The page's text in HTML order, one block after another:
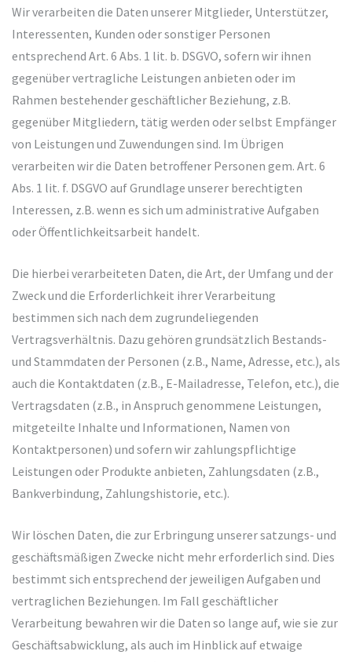
Wir verarbeiten die Daten unserer Mitglieder, Unterstützer,
Interessenten, Kunden oder sonstiger Personen
entsprechend Art. 6 Abs. 1 lit. b. DSGVO, sofern wir ihnen
gegenüber vertragliche Leistungen anbieten oder im
Rahmen bestehender geschäftlicher Beziehung, z.B.
gegenüber Mitgliedern, tätig werden oder selbst Empfänger
von Leistungen und Zuwendungen sind. Im Übrigen
verarbeiten wir die Daten betroffener Personen gem. Art. 6
Abs. 1 lit. f. DSGVO auf Grundlage unserer berechtigten
Interessen, z.B. wenn es sich um administrative Aufgaben
oder Öffentlichkeitsarbeit handelt.
Die hierbei verarbeiteten Daten, die Art, der Umfang und der
Zweck und die Erforderlichkeit ihrer Verarbeitung
bestimmen sich nach dem zugrundeliegenden
Vertragsverhältnis. Dazu gehören grundsätzlich Bestands-
und Stammdaten der Personen (z.B., Name, Adresse, etc.), als
auch die Kontaktdaten (z.B., E-Mailadresse, Telefon, etc.), die
Vertragsdaten (z.B., in Anspruch genommene Leistungen,
mitgeteilte Inhalte und Informationen, Namen von
Kontaktpersonen) und sofern wir zahlungspflichtige
Leistungen oder Produkte anbieten, Zahlungsdaten (z.B.,
Bankverbindung, Zahlungshistorie, etc.).
Wir löschen Daten, die zur Erbringung unserer satzungs- und
geschäftsmäßigen Zwecke nicht mehr erforderlich sind. Dies
bestimmt sich entsprechend der jeweiligen Aufgaben und
vertraglichen Beziehungen. Im Fall geschäftlicher
Verarbeitung bewahren wir die Daten so lange auf, wie sie zur
Geschäftsabwicklung, als auch im Hinblick auf etwaige